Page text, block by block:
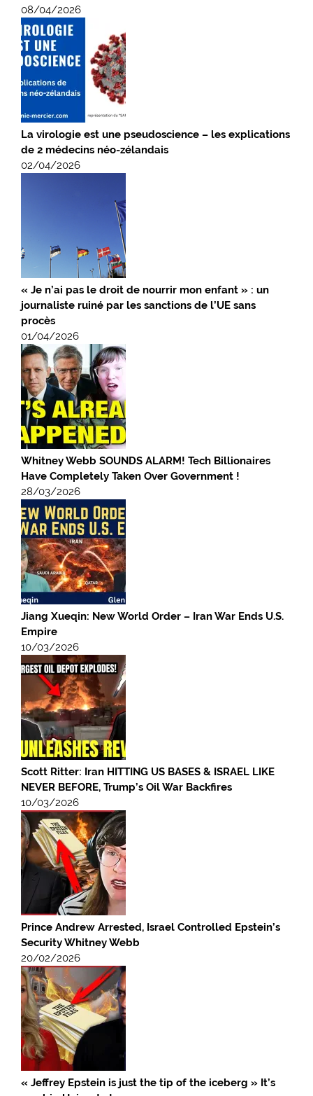
08/04/2026
La virologie est une pseudoscience – les explications
de 2 médecins néo-zélandais
02/04/2026
« Je n’ai pas le droit de nourrir mon enfant » : un
journaliste ruiné par les sanctions de l’UE sans
procès
01/04/2026
Whitney Webb SOUNDS ALARM! Tech Billionaires
Have Completely Taken Over Government !
28/03/2026
Jiang Xueqin: New World Order – Iran War Ends U.S.
Empire
10/03/2026
Scott Ritter: Iran HITTING US BASES & ISRAEL LIKE
NEVER BEFORE, Trump’s Oil War Backfires
10/03/2026
Prince Andrew Arrested, Israel Controlled Epstein’s
Security Whitney Webb
20/02/2026
« Jeffrey Epstein is just the tip of the iceberg » It’s